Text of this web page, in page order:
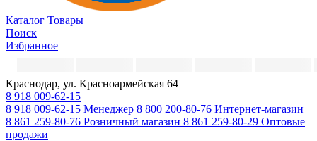
Каталог Товары
Поиск
Избранное
Краснодар, ул. Красноармейская 64
8 918 009-62-15
8 918 009-62-15 Менеджер 8 800 200-80-76 Интернет-магазин
8 861 259-80-76 Розничный магазин 8 861 259-80-29 Оптовые
продажи